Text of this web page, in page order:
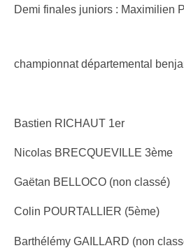
Demi finales juniors : Maximilien
championnat départemental
Bastien RICHAUT 1er
Nicolas BRECQUEVILLE 3ème
Gaëtan BELLOCO (non classé)
Colin POURTALLIER (5ème)
Barthélémy GAILLARD (non